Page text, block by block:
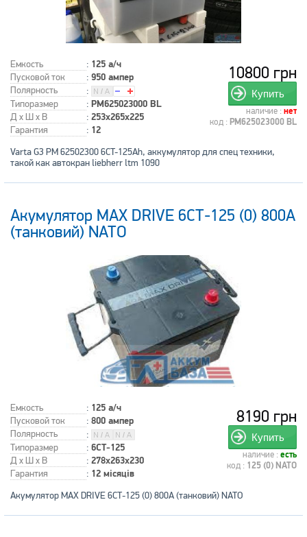
Емкость : 125 а/ч
Пусковой ток : 950 ампер
Полярность
:
Типоразмер
: PM625023000 BL
Д x Ш x В : 253x265x225
Гарантия : 12
10800 грн
Купить
наличие : нет
код : PM625023000 BL
Varta G3 PM 62502300 6CT-125Ah, аккумулятор для спец техники,
такой как автокран liebherr ltm 1090
Акумулятор MAX DRIVE 6СТ-125 (0) 800А
(танковий) NATO
Емкость : 125 а/ч
Пусковой ток : 800 ампер
Полярность
:
Типоразмер
: 6СТ-125
Д x Ш x В : 278x263x230
Гарантия : 12 місяців
8190 грн
Купить
наличие : есть
код : 125 (0) NATO
Акумулятор MAX DRIVE 6СТ-125 (0) 800А (танковий) NATO